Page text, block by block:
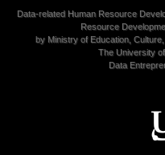
Data-related Human Resource
Resource
by Ministry of Education,
The University
Data